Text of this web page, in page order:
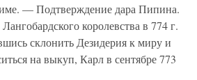
— Подтверждение дара Пипина.
королевства в 774 г.
склонить Дезидерия к миру и
на выкуп, Карл в сентябре 773